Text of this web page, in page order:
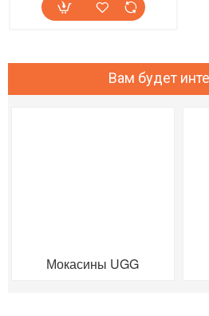
Вам будет
Мокасины UGG